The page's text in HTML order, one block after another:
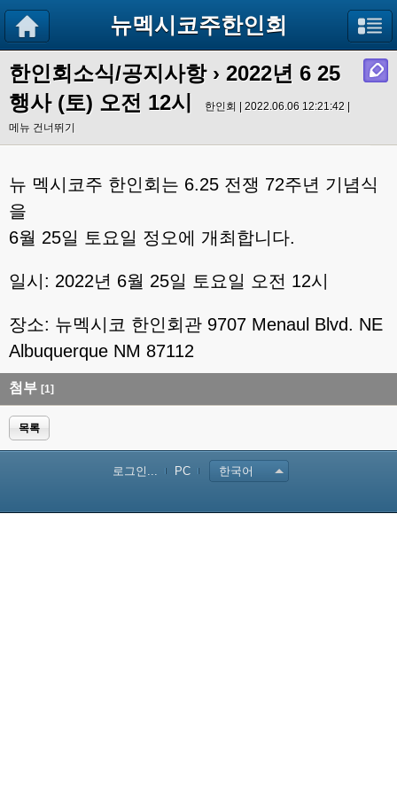
뉴멕시코주한인회
한인회소식/공지사항› 2022년 6 25
행사 (토) 오전 12시
한인회 | 2022.06.06 12:21:42 |
메뉴 건너뛰기
뉴 멕시코주 한인회는 6.25 전쟁 72주년 기념식
을
6월 25일 토요일 정오에 개최합니다.
일시: 2022년 6월 25일 토요일 오전 12시
장소: 뉴멕시코 한인회관 9707 Menaul Blvd. NE
Albuquerque NM 87112
첨부 [1]
목록
로그인... PC 한국어